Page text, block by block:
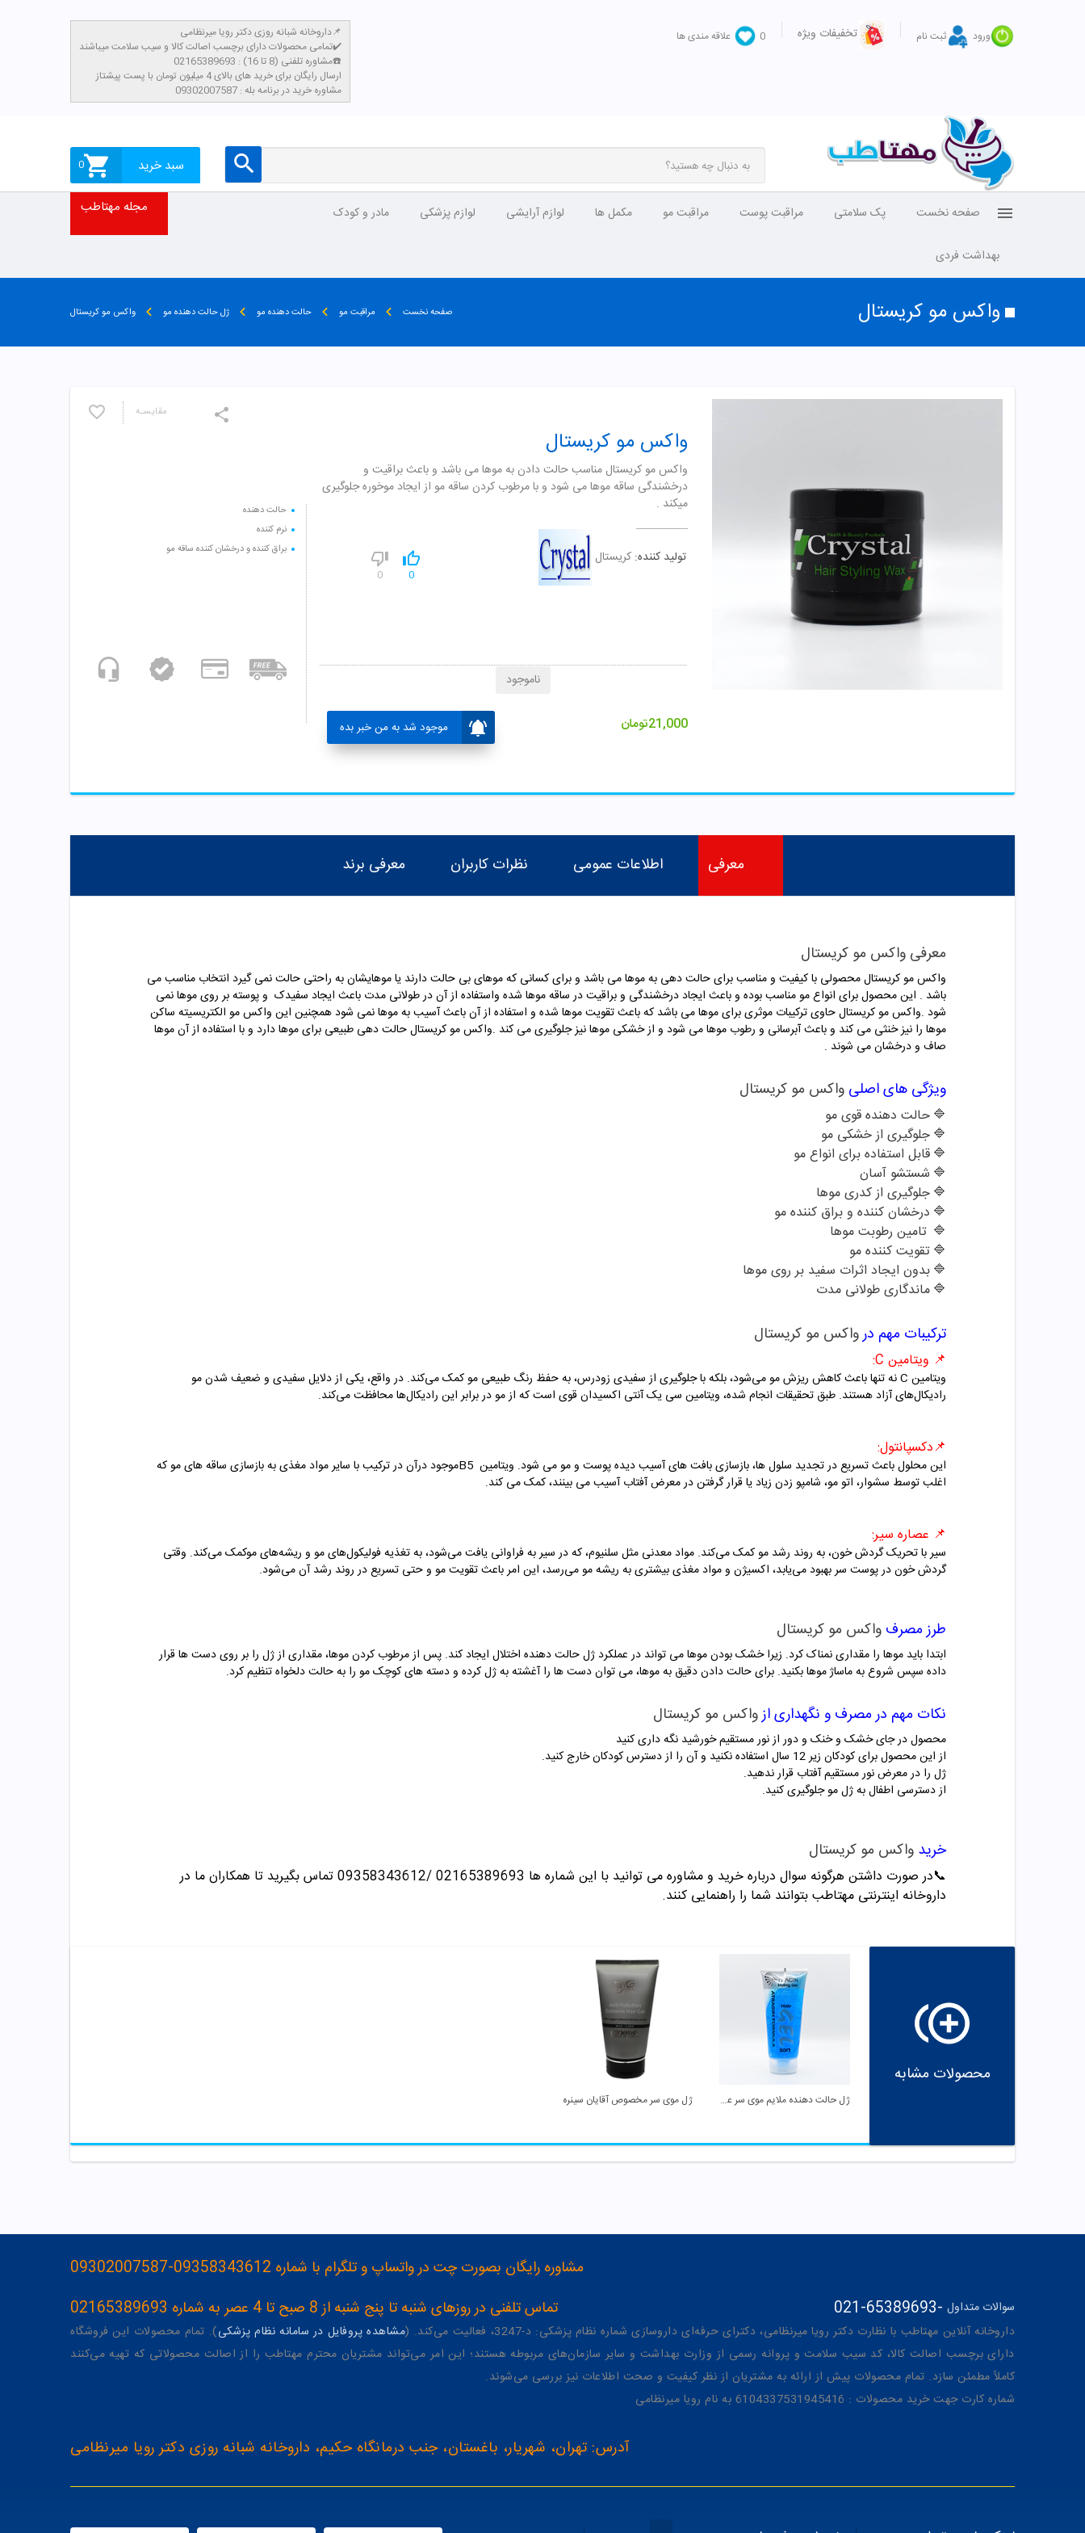
ورود ثبت نام تخفیفات ویژه 0 علاقه مندی ها
داروخانه شبانه روزی دکتر رویا میرنظامی📌
تمامی محصولات دارای برچسب اصالت کالا و سیب سلامت میباشند✔️
مشاوره تلفنی (8 تا 16) : 02165389693☎️
​ارسال رایگان برای خرید های بالای 4 میلیون تومان با پست پیشتاز
مشاوره خرید در برنامه بله : 09302007587
سبد خرید 0
صفحه نخست پک سلامتی مراقبت پوست مراقبت مو مکمل ها لوازم آرایشی لوازم پزشکی مادر و کودک
بهداشت فردی
مجله مهتاطب
واکس مو کریستال صفحه نخست مراقبت مو حالت دهنده مو ژل حالت دهنده مو واکس مو کریستال
مقایسـه
حالت دهنده
نرم کننده
براق کننده و درخشان کننده ساقه مو
واکس مو کریستال
واکس مو کریستال مناسب حالت دادن به موها می باشد و باعث براقیت و
درخشندگی ساقه موها می شود و با مرطوب کردن ساقه مو از ایجاد موخوره جلوگیری
میکند .
تولید کننده: کریستال
0
0
21,000تومان موجود شد به من خبر بده
ناموجود
معرفی اطلاعات عمومی نظرات کاربران معرفی برند
معرفی واکس مو کریستال
واکس مو کریستال محصولی با کیفیت و مناسب برای حالت دهی به موها می باشد و برای کسانی که موهای بی حالت دارند یا موهایشان به راحتی حالت نمی گیرد انتخاب مناسب می
باشد . این محصول برای انواع مو مناسب بوده و باعث ایجاد درخشندگی و براقیت در ساقه موها شده واستفاده از آن در طولانی مدت باعث ایجاد سفیدک و پوسته بر روی موها نمی
شود .واکس مو کریستال حاوی ترکیبات موثری برای موها می باشد که باعث تقویت موها شده و استفاده از آن باعث آسیب به موها نمی شود همچنین این واکس مو الکتریسیته ساکن
موها را نیز خنثی می کند و باعث آبرسانی و رطوب موها می شود و از خشکی موها نیز جلوگیری می کند .واکس مو کریستال حالت دهی طبیعی برای موها دارد و با استفاده از آن موها
صاف و درخشان می شوند .
ویژگی های اصلی واکس مو کریستال
🔷حالت دهنده قوی مو
🔷جلوگیری از خشکی مو
🔷قابل استفاده برای انواع مو
🔷 شستشو آسان
🔷جلوگیری از کدری موها
🔷 درخشان کننده و براق کننده مو
🔷 تامین رطوبت موها
🔷تقویت کننده مو
🔷بدون ایجاد اثرات سفید بر روی موها
🔷ماندگاری طولانی مدت
ترکیبات مهم درواکس مو کریستال
📌 ویتامین
ویتامین C نه تنها باعث کاهش ریزش مو می‌شود، بلکه با جلوگیری از سفیدی زودرس، به حفظ رنگ طبیعی مو کمک می‌کند. در واقع، یکی از دلایل سفیدی و ضعیف شدن مو
رادیکال‌های آزاد هستند. طبق تحقیقات انجام شده، ویتامین سی یک آنتی اکسیدان قوی است که از مو در برابر این رادیکال‌ها محافظت می‌کند.
📌دکسپانتول:
این محلول باعث تسریع در تجدید سلول ها، بازسازی بافت های آسیب دیده پوست و مو می شود. ویتامین B5موجود درآن در ترکیب با سایر مواد مغذی به بازسازی ساقه های مو که
اغلب توسط سشوار، اتو مو، شامپو زدن زیاد یا قرار گرفتن در معرض آفتاب آسیب می بینند، کمک می کند.
📌 عصاره سیر:
سیر با تحریک گردش خون، به روند رشد مو کمک می‌کند. مواد معدنی مثل سلنیوم، که در سیر به فراوانی یافت می‌شود، به تغذیه فولیکول‌های مو و ریشه‌های موکمک می‌کند. وقتی
گردش خون در پوست سر بهبود می‌یابد، اکسیژن و مواد مغذی بیشتری به ریشه مو می‌رسد، این امر باعث تقویت مو و حتی تسریع در روند رشد آن می‌شود.
طرز مصرف واکس مو کریستال
ابتدا باید موها را مقداری نمناک کرد. زیرا خشک بودن موها می تواند در عملکرد ژل حالت دهنده اختلال ایجاد کند. پس از مرطوب کردن موها، مقداری از ژل را بر روی دست ها قرار
داده سپس شروع به ماساژ موها بکنید. برای حالت دادن دقیق به موها، می توان دست ها را آغشته به ژل کرده و دسته های کوچک مو را به حالت دلخواه تنظیم کرد.
نکات مهم در مصرف و نگهداری ازواکس مو کریستال
محصول در جای خشک و خنک و دور از نور مستقیم خورشید نگه داری کنید
از این محصول برای کودکان زیر 12 سال استفاده نکنید و آن را از دسترس کودکان خارج کنید.
ژل را در معرض نور مستقیم آفتاب قرار ندهید.
از دسترسی اطفال به ژل مو جلوگیری کنید.
خرید واکس مو کریستال
📞در صورت داشتن هرگونه سوال درباره خرید و مشاوره می توانید با این شماره ها 02165389693
/09358343612 تماس بگیرید تا همکاران ما در
داروخانه اینترنتی مهتاطب بتوانند شما را راهنمایی کنند.
محصولات مشابه
ژل حالت دهنده ملایم موی سر عطر آگین ژل موی سر مخصوص آقایان سینره
مشاوره رایگان بصورت چت در واتساپ و تلگرام با شماره 09358343612-09302007587
تماس تلفنی در روزهای شنبه تا پنج شنبه از 8 صبح تا 4 عصر به شماره 02165389693
021-65389693 سوالات متداول -
داروخانه آنلاین مهتاطب با نظارت دکتر رویا میرنظامی، دکترای حرفه‌ای داروسازی شماره نظام پزشکی: د-3247، فعالیت می‌کند. ( مشاهده پروفایل در سامانه نظام پزشکی). تمام محصولات این فروشگاه
دارای برچسب اصالت کالا، کد سیب سلامت و پروانه رسمی از وزارت بهداشت و سایر سازمان‌های مربوطه هستند؛ این امر می‌تواند مشتریان محترم مهتاطب را از اصالت محصولاتی که تهیه می‌کنند
کاملاً مطمئن سازد. تمام محصولات پیش از ارائه به مشتریان از نظر کیفیت و صحت اطلاعات نیز بررسی می‌شوند.
شماره کارت جهت خرید محصولات : 6104337531945416 به نام رویا میرنظامی
آدرس: تهران، شهریار، باغستان، جنب درمانگاه حکیم، داروخانه شبانه روزی دکتر رویا میرنظامی